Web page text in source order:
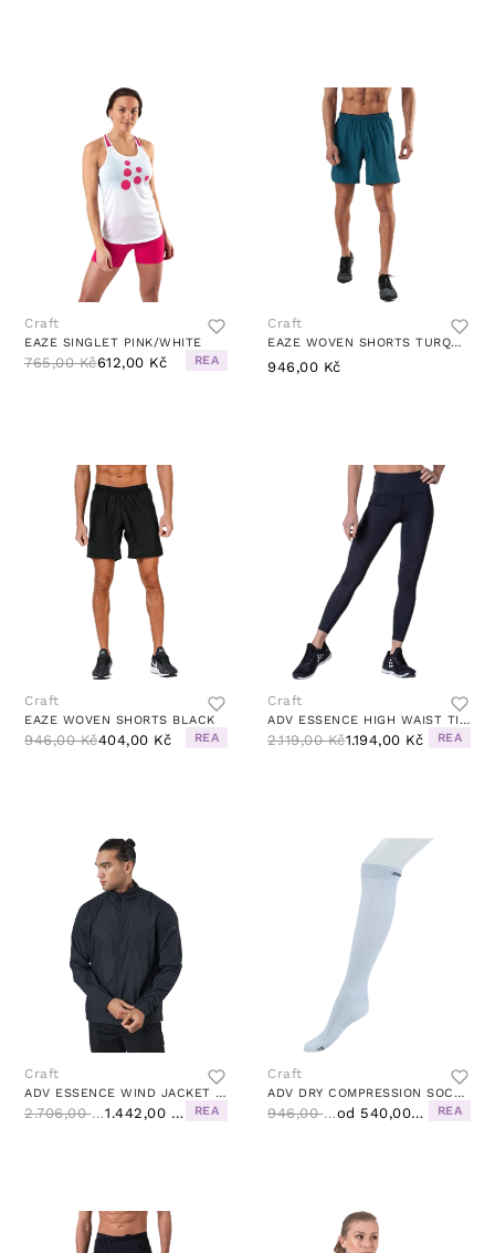
Craft
EAZE SINGLET PINK/WHITE
765,00 Kč612,00 Kč REA
Craft
EAZE WOVEN SHORTS TURQUOISE
946,00 Kč
Craft
EAZE WOVEN SHORTS BLACK
946,00 Kč404,00 Kč REA
Craft
ADV ESSENCE HIGH WAIST TIGHTS BLACK
2.119,00 Kč1.194,00 Kč REA
Craft
ADV ESSENCE WIND JACKET M BLACK
2.706,00 Kč 1.442,00 Kč REA
Craft
ADV DRY COMPRESSION SOCK WHITE
946,00 Kč od 540,00 Kč REA